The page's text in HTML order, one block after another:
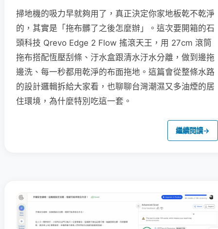
掃地機的吸力早就夠用了，真正決定你家地板乾不乾淨
的，其實是「拖布髒了之後怎麼辦」。這次要開箱的石
頭科技 Qrevo Edge 2 Flow 搖滾天王，用 27cm 滾筒
拖布搭配恆壓刮條、汙水盒跟清水汙水分離，做到邊拖
邊洗、每一秒都用乾淨的布面拖地。這篇會從整條水路
的設計邏輯拆給大家看，也聊聊台灣潮濕又多油煙的居
住環境，為什麼特別吃這一套。
繼續閱讀→